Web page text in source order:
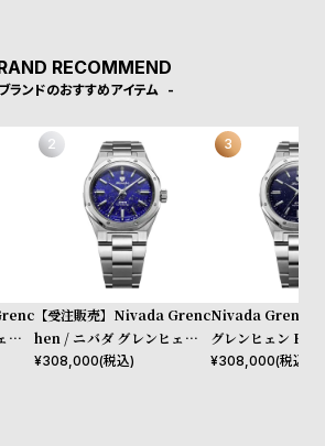
ナーである“レミ・シャブラ”氏がニバダ使用
かつての趣をそのままに現代へと蘇らせた。
RECOMMEND
ブランドのおすすめアイテム
F
【受注販売】Nivada Grenc
hen / ニバダ グレンヒェン F
77 Mark II SST Lapis Ste
¥308,000(税込)
Nivada
グレンヒェン
ST Dark Blue
¥308,000(税込)